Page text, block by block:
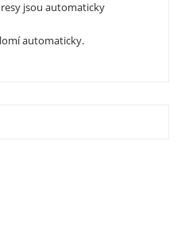
jsou automaticky
automaticky.